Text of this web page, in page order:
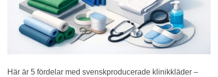
Här är 5 fördelar med svenskproducerade klinikkläder –